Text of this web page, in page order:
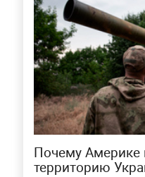
Почему Америке
территорию